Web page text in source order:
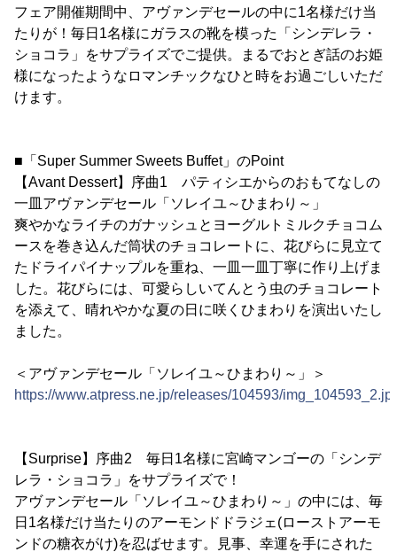
フェア開催期間中、アヴァンデセールの中に1名様だけ当
たりが！毎日1名様にガラスの靴を模った「シンデレラ・
ショコラ」をサプライズでご提供。まるでおとぎ話のお姫
様になったようなロマンチックなひと時をお過ごしいただ
けます。
■「Super Summer Sweets Buffet」のPoint
【Avant Dessert】序曲1 パティシエからのおもてなしの
一皿アヴァンデセール「ソレイユ～ひまわり～」
爽やかなライチのガナッシュとヨーグルトミルクチョコム
ースを巻き込んだ筒状のチョコレートに、花びらに見立て
たドライパイナップルを重ね、一皿一皿丁寧に作り上げま
した。花びらには、可愛らしいてんとう虫のチョコレート
を添えて、晴れやかな夏の日に咲くひまわりを演出いたし
ました。
＜アヴァンデセール「ソレイユ～ひまわり～」＞
https://www.atpress.ne.jp/releases/104593/
【Surprise】序曲2 毎日1名様に宮崎マンゴーの「シンデ
レラ・ショコラ」をサプライズで！
アヴァンデセール「ソレイユ～ひまわり～」の中には、毎
日1名様だけ当たりのアーモンドドラジェ(ローストアーモ
ンドの糖衣がけ)を忍ばせます。見事、幸運を手にされた